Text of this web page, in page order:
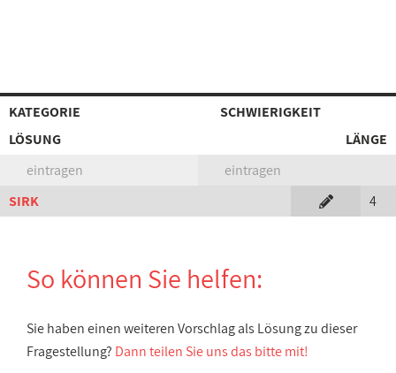
KATEGORIE
SCHWIERIGKEIT
LÖSUNG
LÄNGE
eintragen
eintragen
SIRK
4
So können Sie helfen:
Sie haben einen weiteren Vorschlag als Lösung zu dieser
Fragestellung? Dann teilen Sie uns das bitte mit!